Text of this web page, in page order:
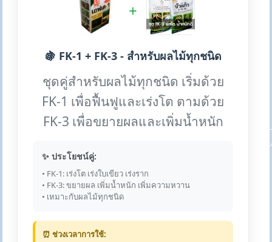
+
🍇 FK-1 + FK-3 - สำหรับผลไม้ทุกชนิด
ชุดคู่สำหรับผลไม้ทุกชนิด เริ่มด้วย
FK-1 เพื่อฟื้นฟูและเร่งโต ตามด้วย
FK-3 เพื่อขยายผลและเพิ่มน้ำหนัก
✨ ประโยชน์คู่:
• FK-1: เร่งโต เร่งใบเขียว เร่งราก
• FK-3: ขยายผล เพิ่มน้ำหนัก เพิ่มความหวาน
• เหมาะกับผลไม้ทุกชนิด
⏰ ช่วงเวลาการใช้: